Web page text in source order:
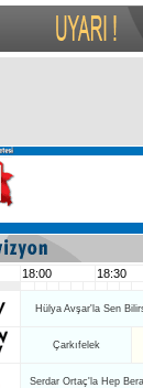
18:00 18:30
Hülya Avşar'la Sen
Çarkıfelek
Serdar Ortaç'la Hep